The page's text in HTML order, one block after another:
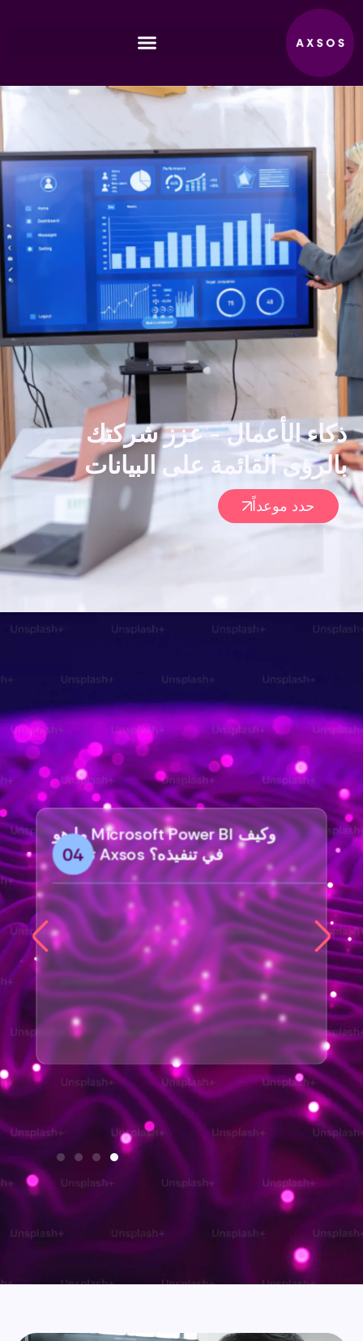
الانتقال
إلى
المحتوى
ذكاء الأعمال - عزز شركتك
بالرؤى القائمة على البيانات
حدد موعداً
ما هو Microsoft Power BI وكيف
تساعد Axsos في تنفيذه؟ 04